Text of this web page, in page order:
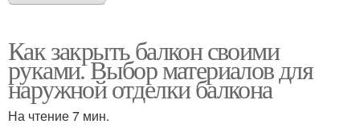
Как закрыть балкон своими
руками. Выбор материалов для
наружной отделки балкона
На чтение 7 мин.